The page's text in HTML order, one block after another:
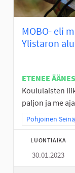
MOBO- eli
Ylistaron
ETENEE
Koululaisten
paljon ja me
Rajaa tulokset
Pohjoinen
LUONTIAIKA
30.01.2023